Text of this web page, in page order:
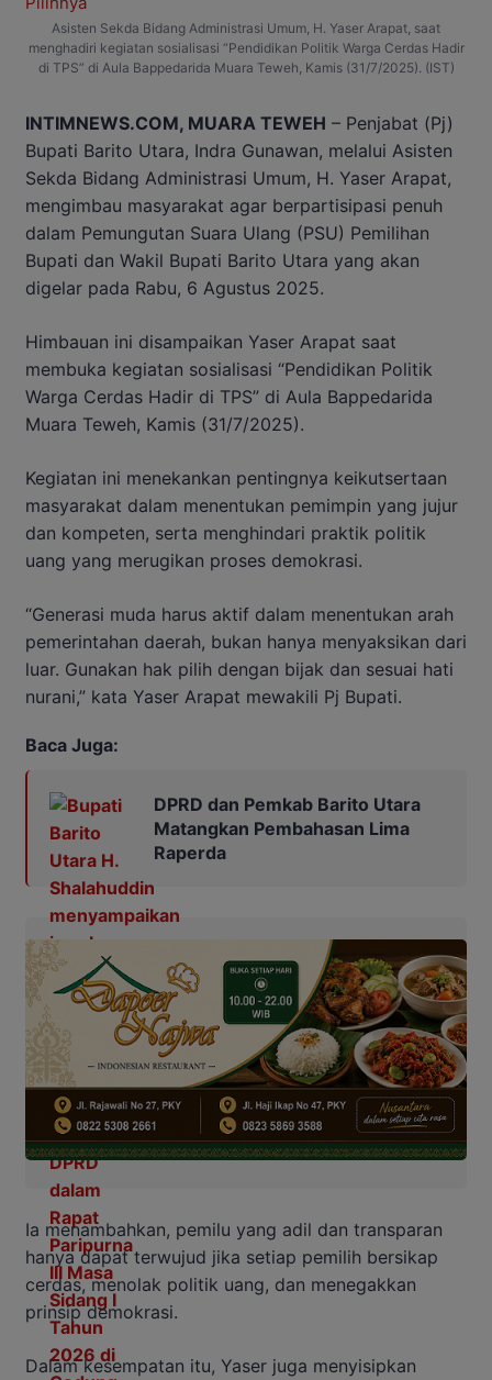
Asisten Sekda Bidang Administrasi Umum, H. Yaser Arapat, saat
menghadiri kegiatan sosialisasi “Pendidikan Politik Warga Cerdas Hadir
di TPS” di Aula Bappedarida Muara Teweh, Kamis (31/7/2025). (IST)
INTIMNEWS.COM, MUARA TEWEH – Penjabat (Pj)
Bupati Barito Utara, Indra Gunawan, melalui Asisten
Sekda Bidang Administrasi Umum, H. Yaser Arapat,
mengimbau masyarakat agar berpartisipasi penuh
dalam Pemungutan Suara Ulang (PSU) Pemilihan
Bupati dan Wakil Bupati Barito Utara yang akan
digelar pada Rabu, 6 Agustus 2025.
Himbauan ini disampaikan Yaser Arapat saat
membuka kegiatan sosialisasi “Pendidikan Politik
Warga Cerdas Hadir di TPS” di Aula Bappedarida
Muara Teweh, Kamis (31/7/2025).
Kegiatan ini menekankan pentingnya keikutsertaan
masyarakat dalam menentukan pemimpin yang jujur
dan kompeten, serta menghindari praktik politik
uang yang merugikan proses demokrasi.
“Generasi muda harus aktif dalam menentukan arah
pemerintahan daerah, bukan hanya menyaksikan dari
luar. Gunakan hak pilih dengan bijak dan sesuai hati
nurani,” kata Yaser Arapat mewakili Pj Bupati.
Baca Juga:
DPRD dan Pemkab Barito Utara
Matangkan Pembahasan Lima
Raperda
Ia menambahkan, pemilu yang adil dan transparan
hanya dapat terwujud jika setiap pemilih bersikap
cerdas, menolak politik uang, dan menegakkan
prinsip demokrasi.
Dalam kesempatan itu, Yaser juga menyisipkan